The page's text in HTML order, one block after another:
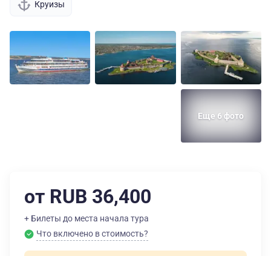
Круизы
Еще 6 фото
от RUB 36,400
+ Билеты до места начала тура
Что включено в стоимость?